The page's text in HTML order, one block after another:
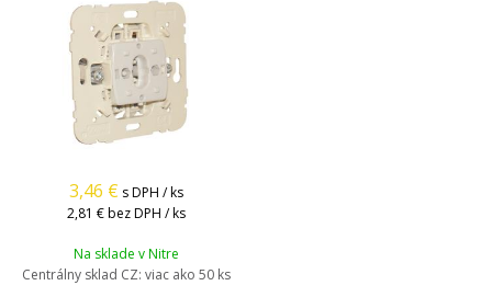
3,46 € s DPH / ks
2,81 € bez DPH / ks
Na sklade v Nitre
Centrálny sklad CZ: viac ako 50 ks